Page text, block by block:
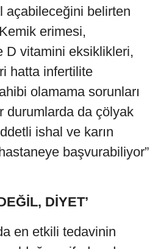
açabileceğini belirten
erimesi,
D vitamini eksiklikleri,
hatta infertilite
olamama sorunları
durumlarda da çölyak
ishal ve karın
başvurabiliyor”
DİYET’
en etkili tedavinin